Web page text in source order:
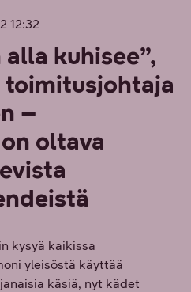
12:32
kuhisee”,
toimitusjohtaja
–
oltava
kysyä kaikissa
yleisöstä käyttää
käsiä, nyt kädet